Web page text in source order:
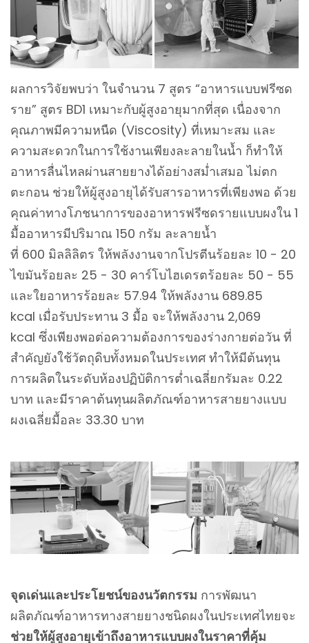
ผลการวิจัยพบว่า ในจำนวน 7 สูตร “อาหารแบบฟรีซด
ราย” สูตร BD1 เหมาะกับผู้สูงอายุมากที่สุด เนื่องจาก
คุณภาพมีความหนืด (Viscosity) ที่เหมาะสม และ
ความสะดวกในการใช้งานเพียงละลายในน้ำ ก็ทำให้
อาหารลื่นไหลผ่านสายยางได้อย่างสม่ำเสมอ ไม่ตก
ตะกอน ช่วยให้ผู้สูงอายุได้รับสารอาหารที่เพียงพอ ด้วย
คุณค่าทางโภชนาการของอาหารฟรีซดรายแบบผงใน 1
มื้ออาหารมีปริมาณ 150 กรัม ละลายน้ำ
ที่ 600 มิลลิลิตร ให้พลังงานจากโปรตีนร้อยละ 10 - 20
ไขมันร้อยละ 25 - 30 คาร์โบไฮเดรตร้อยละ 50 - 55
และใยอาหารร้อยละ 57.94 ให้พลังงาน 689.85
kcal เมื่อรับประทาน 3 มื้อ จะให้พลังงาน 2,069
kcal ซึ่งเพียงพอต่อความต้องการของร่างกายต่อวัน ที่
สำคัญยังใช้วัตถุดิบทั้งหมดในประเทศ ทำให้มีต้นทุน
การผลิตในระดับห้องปฏิบัติการต่ำเฉลี่ยกรัมละ 0.22
บาท และมีราคาต้นทุนผลิตภัณฑ์อาหารสายยางแบบ
ผงเฉลี่ยมื้อละ 33.30 บาท
จุดเด่นและประโยชน์ของนวัตกรรม การพัฒนา
ผลิตภัณฑ์อาหารทางสายยางชนิดผงในประเทศไทยจะ
ช่วยให้ผู้สูงอายุเข้าถึงอาหารแบบผงในราคาที่คุ้ม